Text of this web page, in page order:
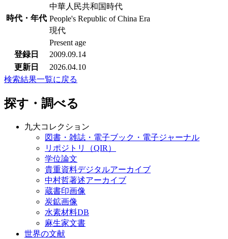
時代・年代
中華人民共和国時代
People's Republic of China Era
現代
Present age
登録日
2009.09.14
更新日
2026.04.10
検索結果一覧に戻る
探す・調べる
九大コレクション
図書・雑誌・電子ブック・電子ジャーナル
リポジトリ（QIR）
学位論文
貴重資料デジタルアーカイブ
中村哲著述アーカイブ
蔵書印画像
炭鉱画像
水素材料DB
麻生家文書
世界の文献